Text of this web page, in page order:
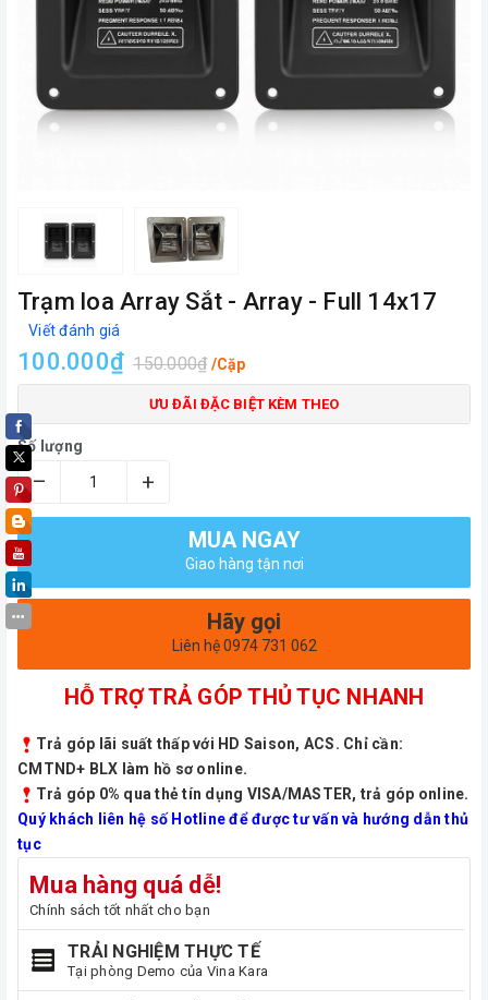
Trạm loa Array Sắt - Array - Full 14x17
Viết đánh giá
100.000₫ 150.000₫ /Cặp
ƯU ĐÃI ĐẶC BIỆT KÈM THEO
Số lượng
– +
MUA NGAY
Giao hàng tận nơi
Hãy gọi
Liên hệ 0974 731 062
HỖ TRỢ TRẢ GÓP THỦ TỤC NHANH
Trả góp lãi suất thấp với HD Saison, ACS. Chỉ cần:
CMTND+ BLX làm hồ sơ online.
Trả góp 0% qua thẻ tín dụng VISA/MASTER, trả góp online.
Quý khách liên hệ số Hotline để được tư vấn và hướng dẫn thủ
tục
Mua hàng quá dễ!
Chính sách tốt nhất cho bạn
TRẢI NGHIỆM THỰC TẾ
Tại phòng Demo của Vina Kara